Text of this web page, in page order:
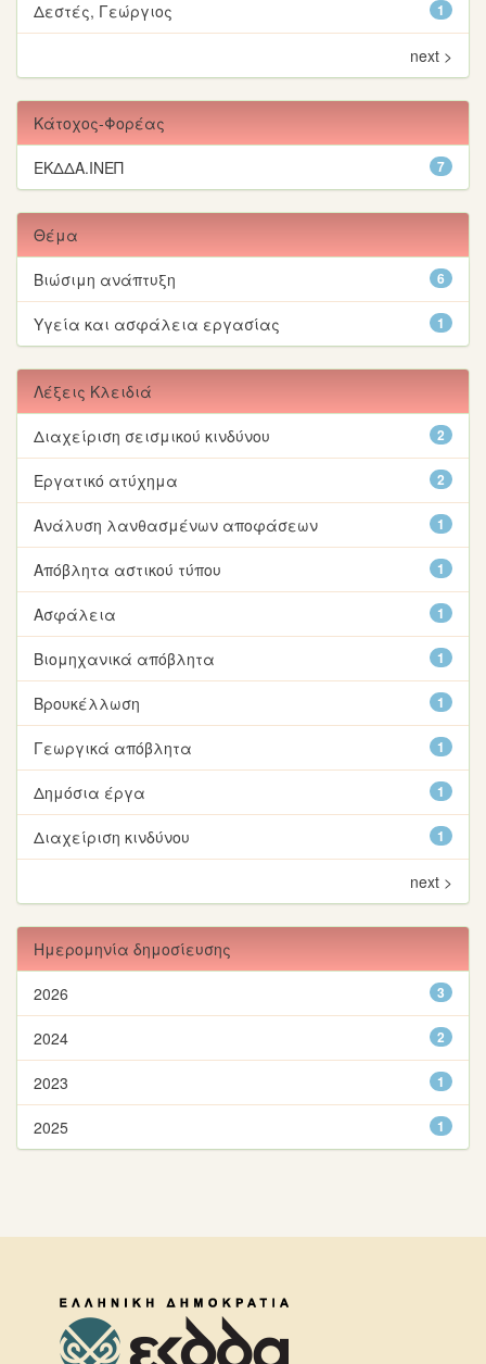
1
Δεστές, Γεώργιος
next >
Κάτοχος-Φορέας
7
ΕΚΔΔΑ.ΙΝΕΠ
Θέμα
6
Βιώσιμη ανάπτυξη
1
Υγεία και ασφάλεια εργασίας
Λέξεις Κλειδιά
2
Διαχείριση σεισμικού κινδύνου
2
Εργατικό ατύχημα
1
Ανάλυση λανθασμένων αποφάσεων
1
Απόβλητα αστικού τύπου
1
Ασφάλεια
1
Βιομηχανικά απόβλητα
1
Βρουκέλλωση
1
Γεωργικά απόβλητα
1
Δημόσια έργα
1
Διαχείριση κινδύνου
next >
Ημερομηνία δημοσίευσης
3
2026
2
2024
1
2023
1
2025